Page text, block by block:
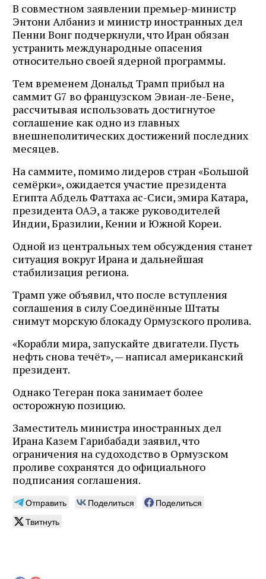
В совместном заявлении премьер-министр
Энтони Албаниз и министр иностранных дел
Пенни Вонг подчеркнули, что Иран обязан
устранить международные опасения
относительно своей ядерной программы.
Тем временем Дональд Трамп прибыл на
саммит G7 во французском Эвиан-ле-Бене,
рассчитывая использовать достигнутое
соглашение как одно из главных
внешнеполитических достижений последних
месяцев.
На саммите, помимо лидеров стран «Большой
семёрки», ожидается участие президента
Египта Абдель Фаттаха ас-Сиси, эмира Катара,
президента ОАЭ, а также руководителей
Индии, Бразилии, Кении и Южной Кореи.
Одной из центральных тем обсуждения станет
ситуация вокруг Ирана и дальнейшая
стабилизация региона.
Трамп уже объявил, что после вступления
соглашения в силу Соединённые Штаты
снимут морскую блокаду Ормузского пролива.
«Корабли мира, запускайте двигатели. Пусть
нефть снова течёт», — написал американский
президент.
Однако Тегеран пока занимает более
осторожную позицию.
Заместитель министра иностранных дел
Ирана Казем Гарибабади заявил, что
ограничения на судоходство в Ормузском
проливе сохранятся до официального
подписания соглашения.
Отправить Поделиться
Поделиться
Твитнуть